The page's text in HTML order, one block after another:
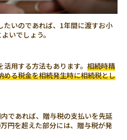
たいのであれば、1年間に渡すお小
いでしょう。
活用する方法もあります。相続時精
める税金を相続発生時に相続税とし
であれば、贈与税の支払いを先延
円を超えた部分には、贈与税が発